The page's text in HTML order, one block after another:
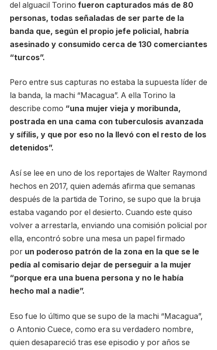
del alguacil Torino fueron capturados más de 80
personas, todas señaladas de ser parte de la
banda que, según el propio jefe policial, habría
asesinado y consumido cerca de 130 comerciantes
“turcos”.
Pero entre sus capturas no estaba la supuesta líder de
la banda, la machi “Macagua”. A ella Torino la
describe como “una mujer vieja y moribunda,
postrada en una cama con tuberculosis avanzada
y sífilis, y que por eso no la llevó con el resto de los
detenidos”.
Así se lee en uno de los reportajes de Walter Raymond
hechos en 2017, quien además afirma que semanas
después de la partida de Torino, se supo que la bruja
estaba vagando por el desierto. Cuando este quiso
volver a arrestarla, enviando una comisión policial por
ella, encontró sobre una mesa un papel firmado
por un poderoso patrón de la zona en la que se le
pedía al comisario dejar de perseguir a la mujer
“porque era una buena persona y no le había
hecho mal a nadie”.
Eso fue lo último que se supo de la machi “Macagua”,
o Antonio Cuece, como era su verdadero nombre,
quien desapareció tras ese episodio y por años se